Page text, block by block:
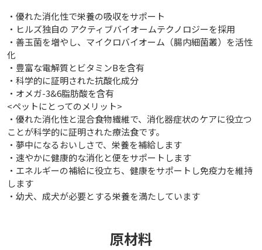
食欲が低下しがちなワンちゃんでも高カロリー設計のた
めに少量でもしっかりとしたカロリーを補給することが
出来ます。
なら喜んで食べます！という感想をお聞きします。 どう
しても食べないというワンちゃんでは、同シリーズのi/d
シチュー缶を混ぜてもらって、食べてもらっていることも
多いです。
健康なワンちゃんがこちらのフードに切り替えると、高
カロリー設計のために太ってしまうことがあるので、こち
らのフードに切り替える時には獣医師に必要カロリー計
算をしてもらう方が良いでしょう。
獣医師 児玉 孝史
・優れた消化性で栄養の吸収をサポート
・ヒルズ独自の アクティブバイオームテクノロジーを採用
・善玉菌を増やし、マイクロバイオーム（腸内細菌叢）を活性
化
・豊富な電解質とビタミンBを含有
・科学的に証明された抗酸化成分
・オメガ-3&6脂肪酸を含有
<ペットにとってのメリット>
・優れた消化性と混合食物繊維で、消化器症状のケアに役立つ
ことが科学的に証明された療法食です。
・夢中になるおいしさで、栄養を補給します
・速やかに健康的な消化と便をサポートします
・エネルギーの補給に役立ち、健康をサポートし免疫力を維持
します
・幼犬、成犬が必要とする栄養を満たしています
原材料